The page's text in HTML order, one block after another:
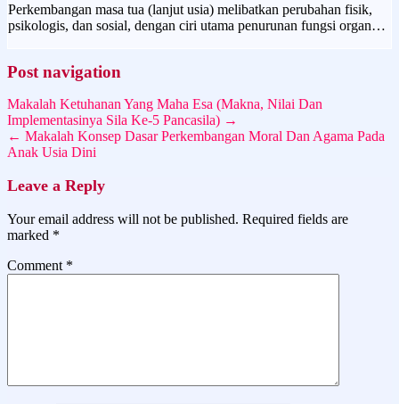
Perkembangan masa tua (lanjut usia) melibatkan perubahan fisik,
psikologis, dan sosial, dengan ciri utama penurunan fungsi organ…
Post navigation
Makalah Ketuhanan Yang Maha Esa (Makna, Nilai Dan
Implementasinya Sila Ke-5 Pancasila) →
← Makalah Konsep Dasar Perkembangan Moral Dan Agama Pada
Anak Usia Dini
Leave a Reply
Your email address will not be published. Required fields are
marked *
Comment *